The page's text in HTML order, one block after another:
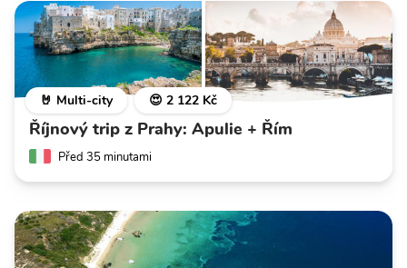
🤘 Multi-city 😍 2 122 Kč
Říjnový trip z Prahy: Apulie + Řím
Před 35 minutami